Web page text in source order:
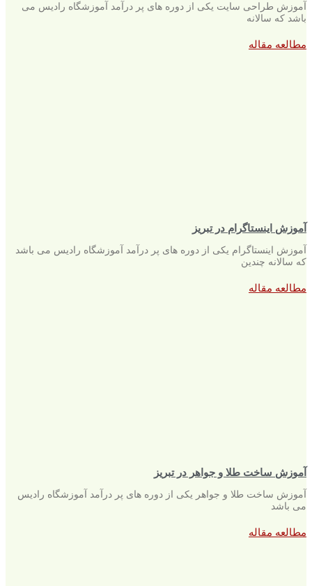
آموزش طراحی سایت یکی از دوره های پر درآمد آموزشگاه رادیس می
باشد که سالانه
مطالعه مقاله
آموزش اینستاگرام در تبریز
آموزش اینستاگرام یکی از دوره های پر درآمد آموزشگاه رادیس می باشد
که سالانه چندین
مطالعه مقاله
آموزش ساخت طلا و جواهر در تبریز
آموزش ساخت طلا و جواهر یکی از دوره های پر درآمد آموزشگاه رادیس
می باشد
مطالعه مقاله